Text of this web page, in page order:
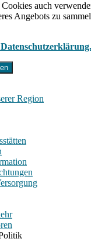
auch
Angebots zu
Region